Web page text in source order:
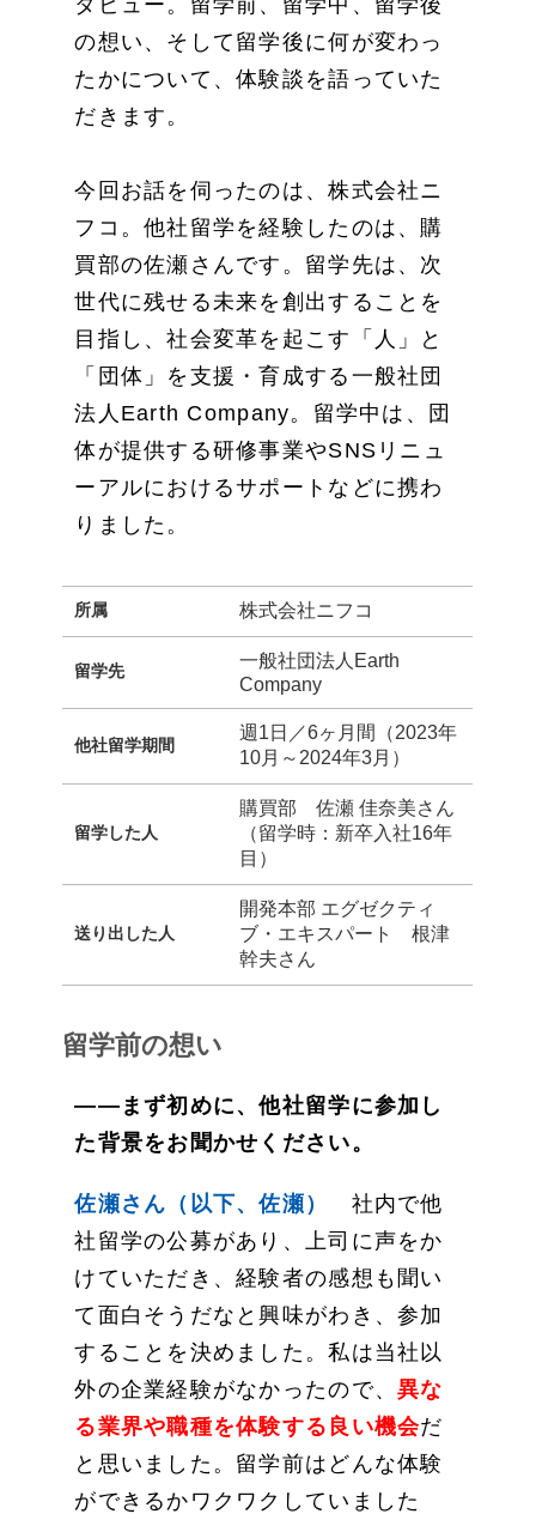
の想い、そして留学後に何が変わっ
たかについて、体験談を語っていた
だきます。
今回お話を伺ったのは、株式会社ニ
フコ。他社留学を経験したのは、購
買部の佐瀬さんです。留学先は、次
世代に残せる未来を創出することを
目指し、社会変革を起こす「人」と
「団体」を支援・育成する一般社団
法人Earth Company。留学中は、団
体が提供する研修事業やSNSリニュ
ーアルにおけるサポートなどに携わ
りました。
所属 株式会社ニフコ
留学先
一般社団法人Earth
Company
他社留学期間
週1日／6ヶ月間（2023年
10月～2024年3月）
留学した人
購買部 佐瀬 佳奈美さん
（留学時：新卒入社16年
目）
送り出した人
開発本部 エグゼクティ
ブ・エキスパート 根津
幹夫さん
留学前の想い
——まず初めに、他社留学に参加し
た背景をお聞かせください。
佐瀬さん（以下、佐瀬）
社内で他
社留学の公募があり、上司に声をか
けていただき、経験者の感想も聞い
て面白そうだなと興味がわき、参加
することを決めました。私は当社以
外の企業経験がなかったので、異な
る業界や職種を体験する良い機会だ
と思いました。留学前はどんな体験
ができるかワクワクしていました